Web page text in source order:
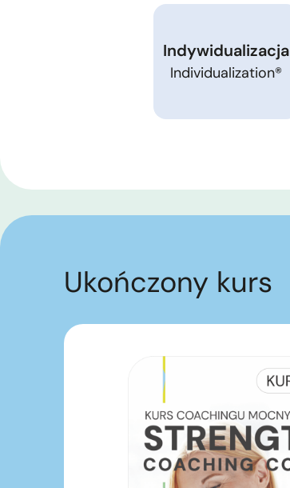
Indywidualizacja
Individualization®
Ukończony kurs